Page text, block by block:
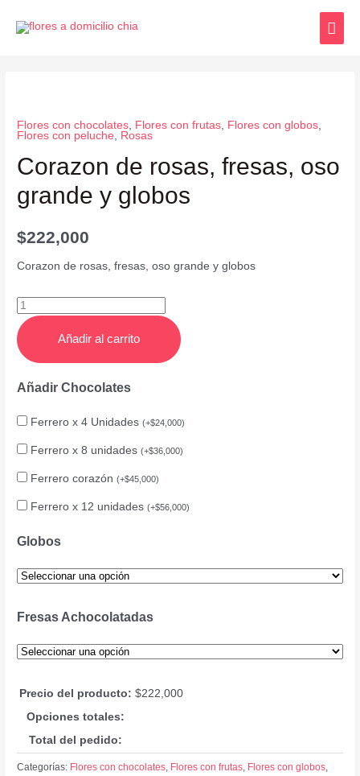
Flores con chocolates, Flores con frutas, Flores con globos,
Flores con peluche, Rosas
Corazon de rosas, fresas, oso
grande y globos
$222,000
Corazon de rosas, fresas, oso grande y globos
Añadir al carrito
Añadir Chocolates
Ferrero x 4 Unidades(+$24,000)
Ferrero x 8 unidades(+$36,000)
Ferrero corazón(+$45,000)
Ferrero x 12 unidades(+$56,000)
Globos
Fresas Achocolatadas
Precio del producto: $222,000
Opciones totales:
Total del pedido:
Categorías: Flores con chocolates, Flores con frutas, Flores con globos,